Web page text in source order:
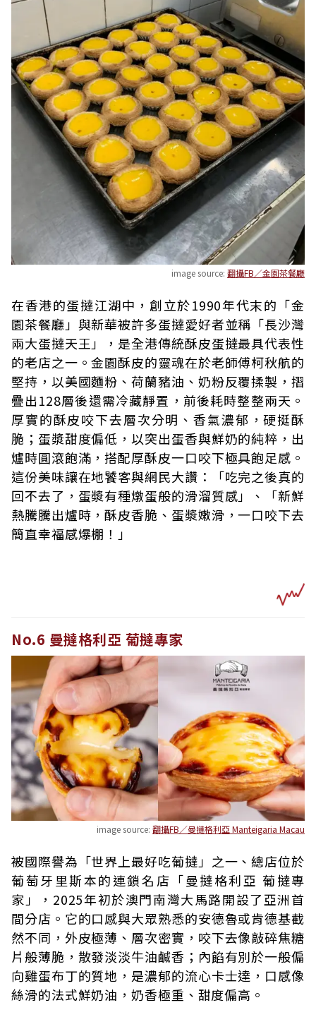
image source: 翻攝FB／金園茶餐廳
在香港的蛋撻江湖中，創立於1990年代末的「金
園茶餐廳」與新華被許多蛋撻愛好者並稱「長沙灣
兩大蛋撻天王」，是全港傳統酥皮蛋撻最具代表性
的老店之一。金園酥皮的靈魂在於老師傅柯秋航的
堅持，以美國麵粉、荷蘭豬油、奶粉反覆揉製，摺
疊出128層後還需冷藏靜置，前後耗時整整兩天。
厚實的酥皮咬下去層次分明、香氣濃郁，硬挺酥
脆；蛋漿甜度偏低，以突出蛋香與鮮奶的純粹，出
爐時圓滾飽滿，搭配厚酥皮一口咬下極具飽足感。
這份美味讓在地饕客與網民大讚：「吃完之後真的
回不去了，蛋漿有種燉蛋般的滑溜質感」、「新鮮
熱騰騰出爐時，酥皮香脆、蛋漿嫩滑，一口咬下去
簡直幸福感爆棚！」
No.6 曼撻格利亞 葡撻專家
image source: 翻攝FB／曼撻格利亞 Manteigaria Macau
被國際譽為「世界上最好吃葡撻」之一、總店位於
葡萄牙里斯本的連鎖名店「曼撻格利亞 葡撻專
家」，2025年初於澳門南灣大馬路開設了亞洲首
間分店。它的口感與大眾熟悉的安德魯或肯德基截
然不同，外皮極薄、層次密實，咬下去像敲碎焦糖
片般薄脆，散發淡淡牛油鹹香；內餡有別於一般偏
向雞蛋布丁的質地，是濃郁的流心卡士達，口感像
絲滑的法式鮮奶油，奶香極重、甜度偏高。